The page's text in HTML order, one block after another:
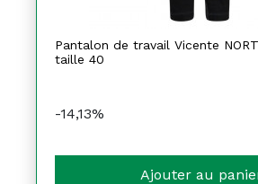
Pantalon de travail Vicente
taille 40
-14,13%
Ajouter au